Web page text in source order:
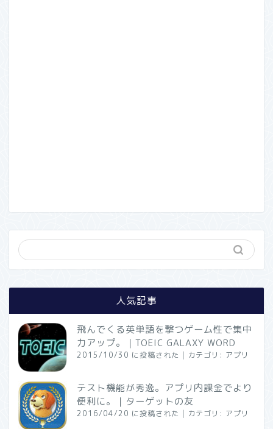
人気記事
飛んでくる英単語を撃つゲーム性で集中
力アップ。｜TOEIC GALAXY WORD
2015/10/30 に投稿された | カテゴリ: アプリ
テスト機能が秀逸。アプリ内課金でより
便利に。｜ターゲットの友
2016/04/20 に投稿された | カテゴリ: アプリ